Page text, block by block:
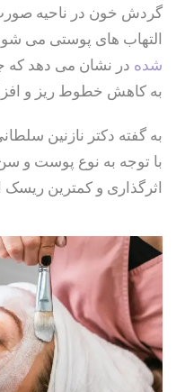
گردش خون در ناحیه
التهاب های پوستی می
شده در نشان می دهد که
به کاهش خطوط ریز و
به گفته دکتر نازنین
با توجه به نوع پوست و
اثرگذاری و کمترین